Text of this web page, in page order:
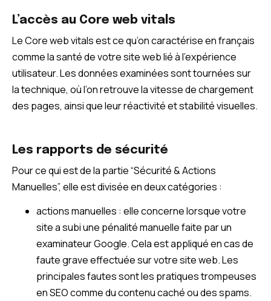
L’accès au Core web vitals
Le Core web vitals est ce qu’on caractérise en français
comme la santé de votre site web lié à l’expérience
utilisateur. Les données examinées sont tournées sur
la technique, où l’on retrouve la vitesse de chargement
des pages, ainsi que leur réactivité et stabilité visuelles.
Les rapports de sécurité
Pour ce qui est de la partie “Sécurité & Actions
Manuelles”, elle est divisée en deux catégories :
actions manuelles : elle concerne lorsque votre
site a subi une pénalité manuelle faite par un
examinateur Google. Cela est appliqué en cas de
faute grave effectuée sur votre site web. Les
principales fautes sont les pratiques trompeuses
en SEO comme du contenu caché ou des spams.